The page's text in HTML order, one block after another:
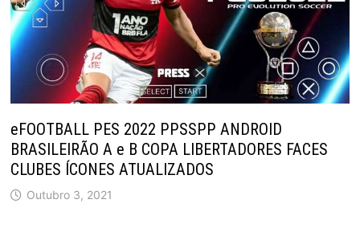
eFOOTBALL PES 2022 PPSSPP ANDROID
BRASILEIRÃO A e B COPA LIBERTADORES FACES
CLUBES ÍCONES ATUALIZADOS
Outubro 3, 2021